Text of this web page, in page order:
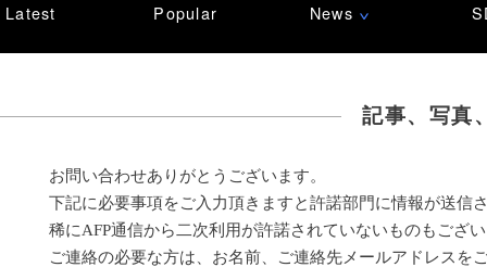
Latest Popular News ∨
記事、写真
お問い合わせありがとうございます。
下記に必要事項をご入力頂きますと許諾部門に情報が送信
稀にAFP通信から二次利用が許諾されていないものもござ
ご連絡の必要な方は、お名前、ご連絡先メールアドレスを